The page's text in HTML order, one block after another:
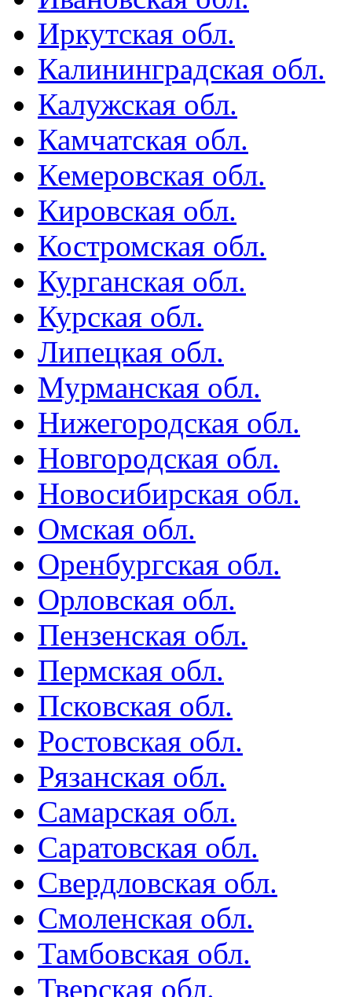
Иркутская обл.
Калининградская обл.
Калужская обл.
Камчатская обл.
Кемеровская обл.
Кировская обл.
Костромская обл.
Курганская обл.
Курская обл.
Липецкая обл.
Мурманская обл.
Нижегородская обл.
Новгородская обл.
Новосибирская обл.
Омская обл.
Оренбургская обл.
Орловская обл.
Пензенская обл.
Пермская обл.
Псковская обл.
Ростовская обл.
Рязанская обл.
Самарская обл.
Саратовская обл.
Свердловская обл.
Смоленская обл.
Тамбовская обл.
Тверская обл.